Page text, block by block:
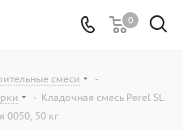
0
смеси
-
- Кладочная смесь Perel SL
0050, 50 кг